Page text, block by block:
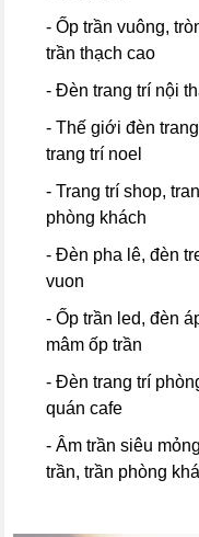
- Ốp trần vuông,
trần thạch cao
- Đèn trang trí nội
- Thế giới đèn
trang trí noel
- Trang trí shop,
phòng khách
- Đèn pha lê, đèn
vuon
- Ốp trần led, đèn
mâm ốp trần
- Đèn trang trí
quán cafe
- Âm trần siêu
trần, trần phòng